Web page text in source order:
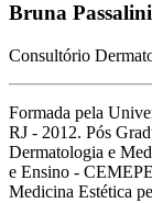
Bruna Passalini
Consultório
Formada pela
RJ - 2012. Pós
Dermatologia e
e Ensino -
Medicina Estética